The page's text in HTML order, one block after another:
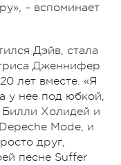
– вспоминает
Дэйв, стала
Дженнифер
лет вместе. «Я
у нее под юбкой,
Холидей и
Mode, и
друг,
песне Suffer